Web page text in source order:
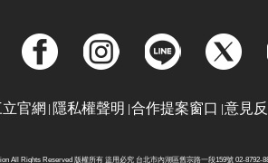
立官網 隱私權聲明 合作提案窗口 意見
All Rights Reserved 版權所有 盜用必究 台北市內湖區舊宗路一段159號 02-8792-